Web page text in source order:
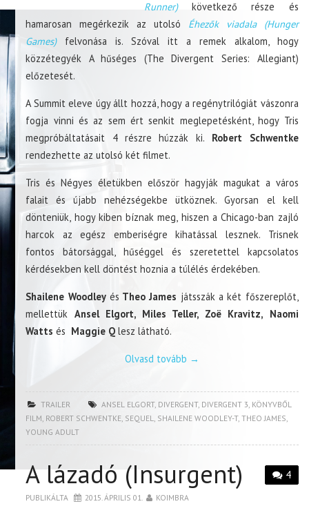
Runner)következő része és
hamarosan megérkezik az utolsó Éhezők viadala (Hunger
Games)felvonása is. Szóval itt a remek alkalom, hogy
közzétegyék A hűséges (The Divergent Series: Allegiant)
előzetesét.
A Summit eleve úgy állt hozzá, hogy a regénytrilógiát vászonra
fogja vinni és az sem ért senkit meglepetésként, hogy Tris
megpróbáltatásait 4 részre húzzák ki. Robert Schwentke
rendezhette az utolsó két filmet.
Tris és Négyes életükben először hagyják magukat a város
falait és újabb nehézségekbe ütköznek. Gyorsan el kell
dönteniük, hogy kiben bíznak meg, hiszen a Chicago-ban zajló
harcok az egész emberiségre kihatással lesznek. Trisnek
fontos bátorsággal, hűséggel és szeretettel kapcsolatos
kérdésekben kell döntést hoznia a túlélés érdekében.
Shailene Woodleyés Theo James játsszák a két főszereplőt,
mellettük Ansel Elgort, Miles Teller, Zoë Kravitz, Naomi
Watts és Maggie Q lesz látható.
Olvasd tovább →
TRAILER ANSEL ELGORT, DIVERGENT, DIVERGENT 3, KÖNYVBŐL
FILM, ROBERT SCHWENTKE, SEQUEL, SHAILENE WOODLEY-T,THEO JAMES,
YOUNG ADULT
4
A lázadó (Insurgent)
PUBLIKÁLTA 2015. ÁPRILIS 01. KOIMBRA